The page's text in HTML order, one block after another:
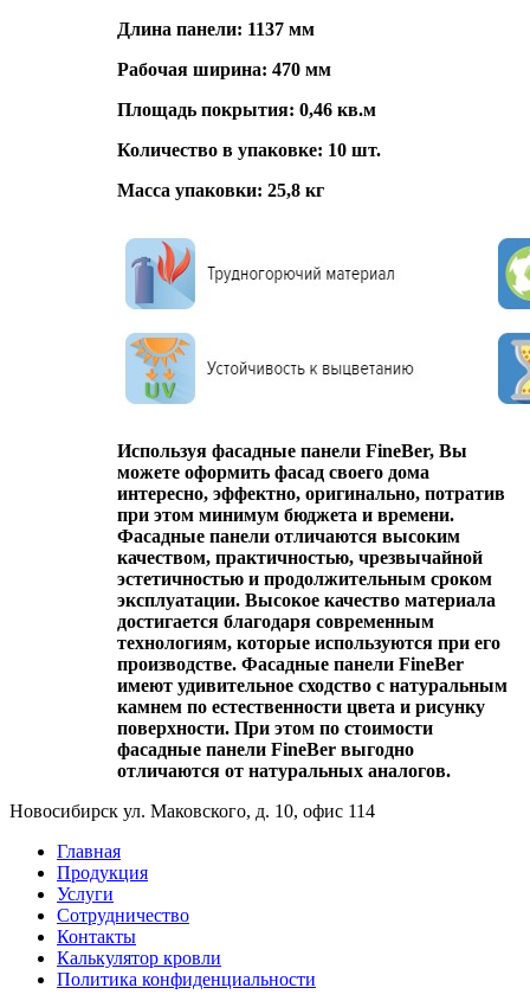
Длина панели: 1137 мм
Рабочая ширина: 470 мм
Площадь покрытия: 0,46 кв.м
Количество в упаковке: 10 шт.
Масса упаковки: 25,8 кг
Используя фасадные панели FineBer, Вы
можете оформить фасад своего дома
интересно, эффектно, оригинально, потратив
при этом минимум бюджета и времени.
Фасадные панели отличаются высоким
качеством, практичностью, чрезвычайной
эстетичностью и продолжительным сроком
эксплуатации. Высокое качество материала
достигается благодаря современным
технологиям, которые используются при его
производстве. Фасадные панели FineBer
имеют удивительное сходство с натуральным
камнем по естественности цвета и рисунку
поверхности. При этом по стоимости
фасадные панели FineBer выгодно
отличаются от натуральных аналогов.
Новосибирск ул. Маковского, д. 10, офис 114
Главная
Продукция
Услуги
Сотрудничество
Контакты
Калькулятор кровли
Политика конфиденциальности